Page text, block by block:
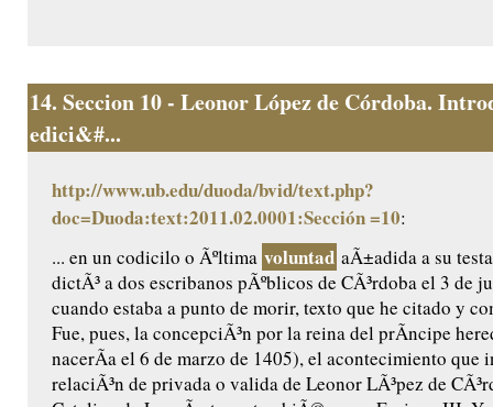
14. Seccion 10 - Leonor López de Córdoba.
edici&#...
http://www.ub.edu/duoda/bvid/text.php?
doc=Duoda:text:2011.02.0001:Sección =10:
... en un codicilo o Ãºltima voluntad aÃ±adida a su
dictÃ³ a dos escribanos pÃºblicos de CÃ³rdoba el 3 de
cuando estaba a punto de morir, texto que he citado y
Fue, pues, la concepciÃ³n por la reina del prÃ­ncipe
nacerÃ­a el 6 de marzo de 1405), el acontecimiento que
relaciÃ³n de privada o valida de Leonor LÃ³pez de